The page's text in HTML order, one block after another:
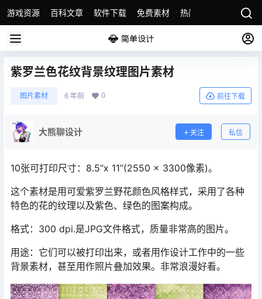
游戏资源 百科文章 软件下载 免费素材 热门素材分类 版权
紫罗兰色花纹背景纹理图片素材
图片素材 6 年前 0 前往下载
大熊聊设计 关注 私信
10张可打印尺寸：8.5“x 11”(2550 x 3300像素)。
这个素材是用可爱紫罗兰野花颜色风格样式，采用了各种
特色的花的纹理以及紫色、绿色的图案构成。
格式：300 dpi.是JPG文件格式，质量非常高的图片。
用途：它们可以被打印出来，或者用作设计工作中的一些
背景素材，甚至用作照片叠加效果。非常浪漫好看。